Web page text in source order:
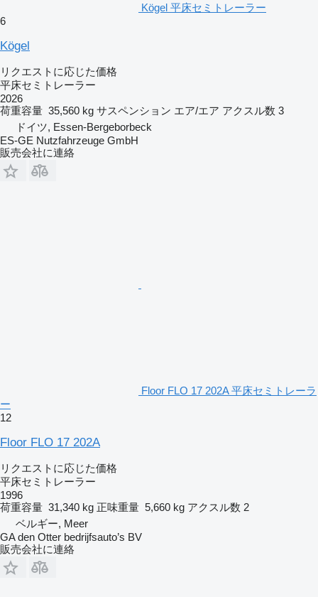
Kögel 平床セミトレーラー
6
Kögel
リクエストに応じた価格
平床セミトレーラー
2026
荷重容量 35,560 kg サスペンション エア/エア アクスル数 3
ドイツ, Essen-Bergeborbeck
ES-GE Nutzfahrzeuge GmbH
販売会社に連絡
Floor FLO 17 202A 平床セミトレーラ
ー
12
Floor FLO 17 202A
リクエストに応じた価格
平床セミトレーラー
1996
荷重容量 31,340 kg 正味重量 5,660 kg アクスル数 2
ベルギー, Meer
GA den Otter bedrijfsauto’s BV
販売会社に連絡